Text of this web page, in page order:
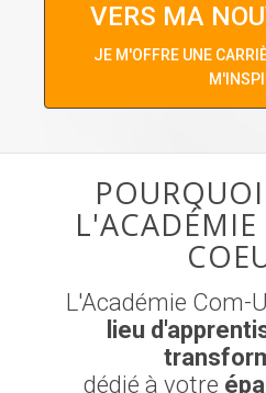
VERS MA
JE M'OFFRE UNE
L'Académie
lieu
dédié à votre